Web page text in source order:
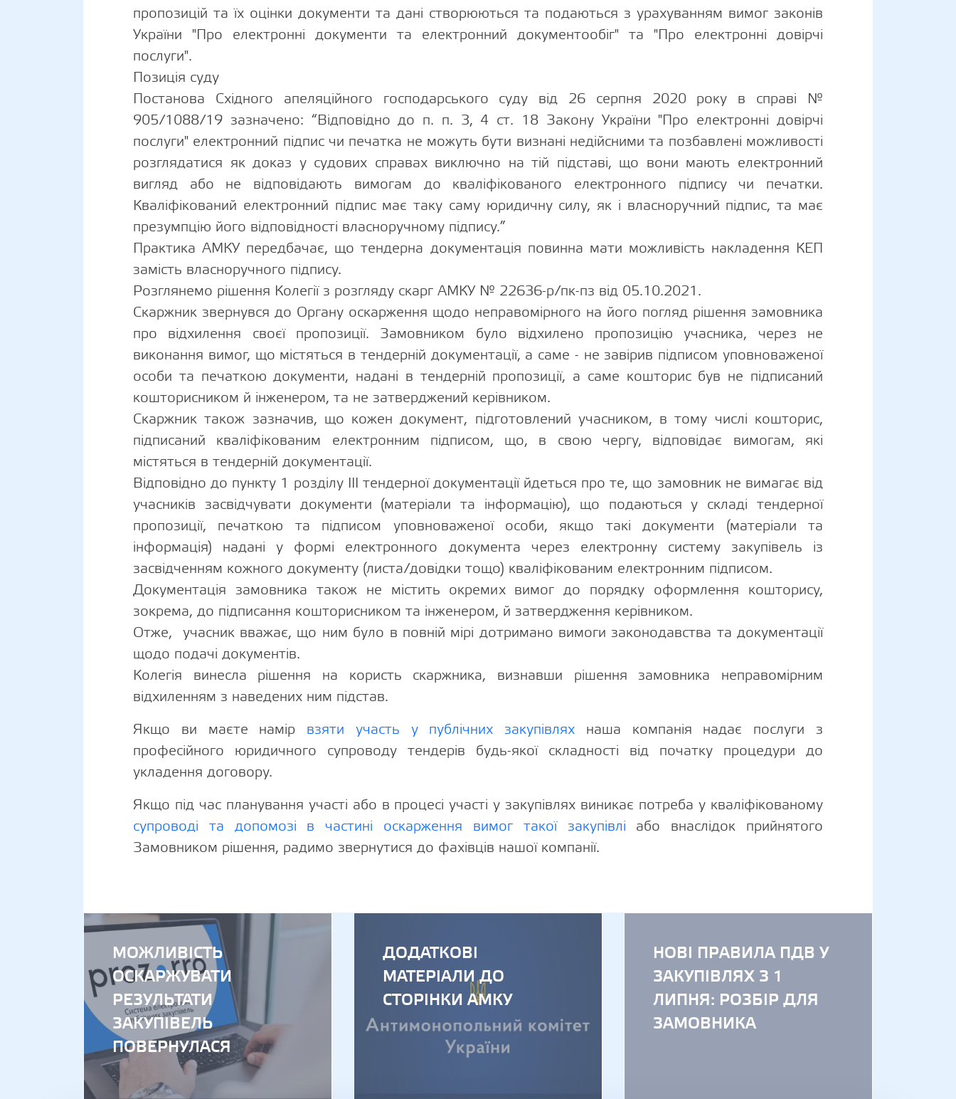
пропозицій та їх оцінки документи та дані створюються та подаються з урахуванням вимог законів
України "Про електронні документи та електронний документообіг" та "Про електронні довірчі
послуги".
Позиція суду
Постанова Східного апеляційного господарського суду від 26 серпня 2020 року в справі №
905/1088/19 зазначено: “Відповідно до п. п. 3, 4 ст. 18 Закону України "Про електронні довірчі
послуги" електронний підпис чи печатка не можуть бути визнані недійсними та позбавлені можливості
розглядатися як доказ у судових справах виключно на тій підставі, що вони мають електронний
вигляд або не відповідають вимогам до кваліфікованого електронного підпису чи печатки.
Кваліфікований електронний підпис має таку саму юридичну силу, як і власноручний підпис, та має
презумпцію його відповідності власноручному підпису.”
Практика АМКУ передбачає, що тендерна документація повинна мати можливість накладення КЕП
замість власноручного підпису.
Розглянемо рішення Колегії з розгляду скарг АМКУ № 22636-р/пк-пз від 05.10.2021.
Скаржник звернувся до Органу оскарження щодо неправомірного на його погляд рішення замовника
про відхилення своєї пропозиції. Замовником було відхилено пропозицію учасника, через не
виконання вимог, що містяться в тендерній документації, а саме - не завірив підписом уповноваженої
особи та печаткою документи, надані в тендерній пропозиції, а саме кошторис був не підписаний
кошторисником й інженером, та не затверджений керівником.
Скаржник також зазначив, що кожен документ, підготовлений учасником, в тому числі кошторис,
підписаний кваліфікованим електронним підписом, що, в свою чергу, відповідає вимогам, які
містяться в тендерній документації.
Відповідно до пункту 1 розділу III тендерної документації йдеться про те, що замовник не вимагає від
учасників засвідчувати документи (матеріали та інформацію), що подаються у складі тендерної
пропозиції, печаткою та підписом уповноваженої особи, якщо такі документи (матеріали та
інформація) надані у формі електронного документа через електронну систему закупівель із
засвідченням кожного документу (листа/довідки тощо) кваліфікованим електронним підписом.
Документація замовника також не містить окремих вимог до порядку оформлення кошторису,
зокрема, до підписання кошторисником та інженером, й затвердження керівником.
Отже, учасник вважає, що ним було в повній мірі дотримано вимоги законодавства та документації
щодо подачі документів.
Колегія винесла рішення на користь скаржника, визнавши рішення замовника неправомірним
відхиленням з наведених ним підстав.
Якщо ви маєте намір взяти участь у публічних закупівлях наша компанія надає послуги з
професійного юридичного супроводу тендерів будь-якої складності від початку процедури до
укладення договору.
Якщо під час планування участі або в процесі участі у закупівлях виникає потреба у кваліфікованому
супроводі та допомозі в частині оскарження вимог такої закупівлі або внаслідок прийнятого
Замовником рішення, радимо звернутися до фахівців нашої компанії.
МОЖЛИВІСТЬ
ОСКАРЖУВАТИ
РЕЗУЛЬТАТИ
ЗАКУПІВЕЛЬ
ПОВЕРНУЛАСЯ
ДОДАТКОВІ
МАТЕРІАЛИ ДО
СТОРІНКИ АМКУ
НОВІ ПРАВИЛА ПДВ У
ЗАКУПІВЛЯХ З 1
ЛИПНЯ: РОЗБІР ДЛЯ
ЗАМОВНИКА